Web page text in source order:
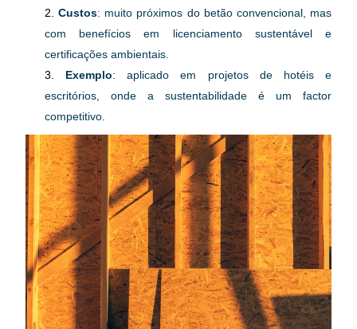
Custos: muito próximos do betão convencional, mas
com benefícios em licenciamento sustentável e
certificações ambientais.
Exemplo: aplicado em projetos de hotéis e
escritórios, onde a sustentabilidade é um factor
competitivo.